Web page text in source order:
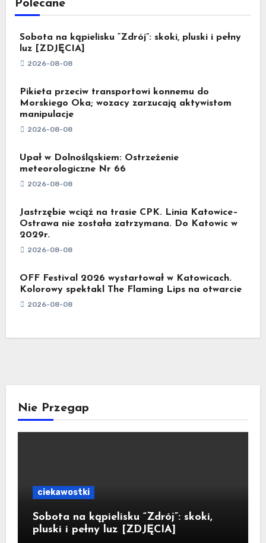
Polecane
Sobota na kąpielisku “Zdrój”: skoki, pluski i pełny
luz [ZDJĘCIA]
2026-08-08
Pikieta przeciw transportowi konnemu do
Morskiego Oka; wozacy zarzucają aktywistom
manipulacje
2026-08-08
Upał w Dolnośląskiem: Ostrzeżenie
meteorologiczne Nr 66
2026-08-08
Jastrzębie wciąż na trasie CPK. Linia Katowice–
Ostrawa nie została zatrzymana. Do Katowic w
2029r.
2026-08-08
OFF Festival 2026 wystartował w Katowicach.
Kolorowy spektakl The Flaming Lips na otwarcie
2026-08-08
Nie Przegap
ciekawostki
Sobota na kąpielisku “Zdrój”: skoki,
pluski i pełny luz [ZDJĘCIA]